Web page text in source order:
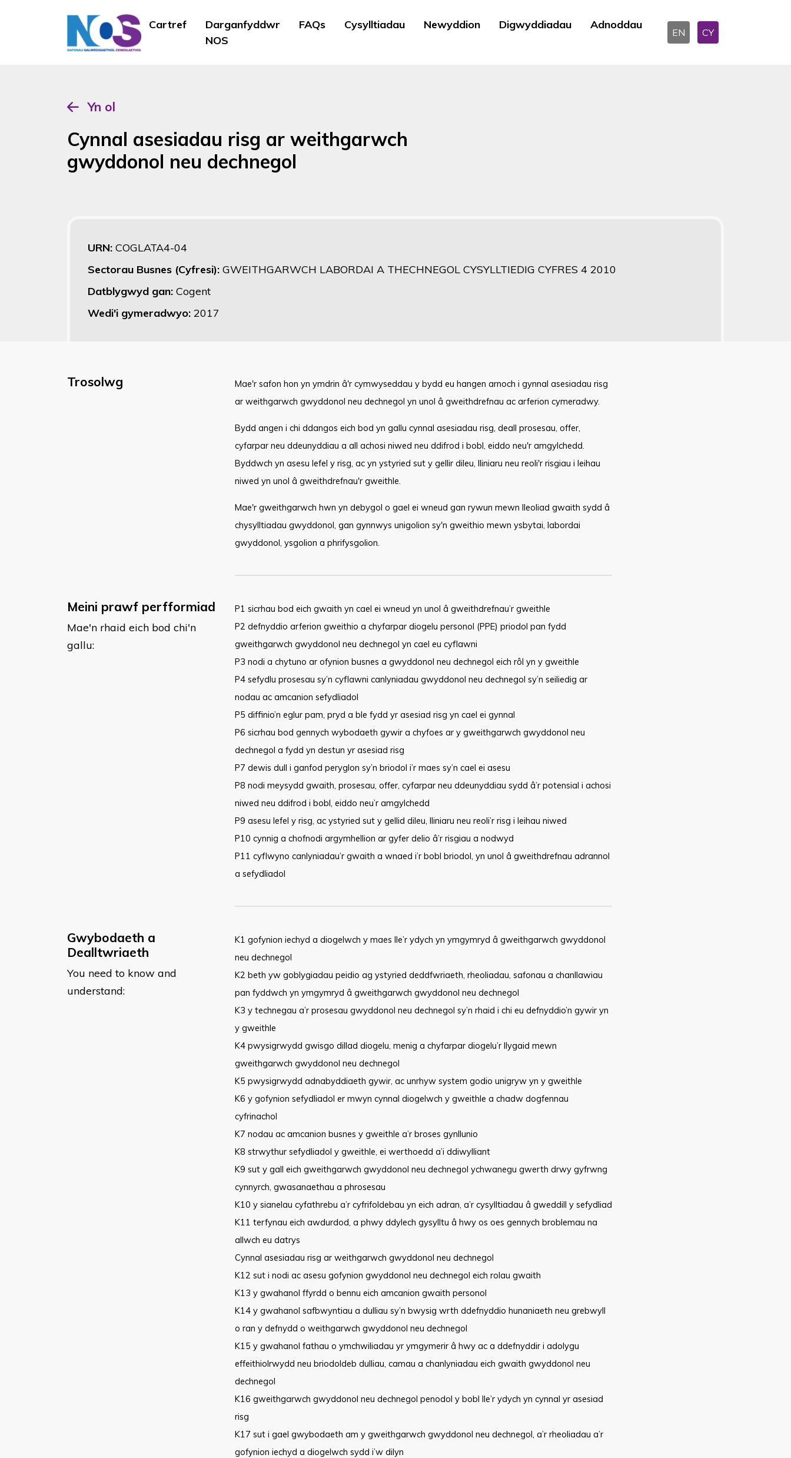
Cartref
Darganfyddwr
NOS
FAQs Cysylltiadau Newyddion Digwyddiadau Adnoddau
EN CY
Yn ol
Cynnal asesiadau risg ar weithgarwch
gwyddonol neu dechnegol
URN: COGLATA4-04
Sectorau Busnes (Cyfresi): GWEITHGARWCH LABORDAI A THECHNEGOL CYSYLLTIEDIG CYFRES 4 2010
Datblygwyd gan: Cogent
Wedi'i gymeradwyo: 2017
Trosolwg
Mae'r safon hon yn ymdrin â'r cymwyseddau y bydd eu hangen arnoch i gynnal asesiadau risg
ar weithgarwch gwyddonol neu dechnegol yn unol â gweithdrefnau ac arferion cymeradwy.
Bydd angen i chi ddangos eich bod yn gallu cynnal asesiadau risg, deall prosesau, offer,
cyfarpar neu ddeunyddiau a all achosi niwed neu ddifrod i bobl, eiddo neu'r amgylchedd.
Byddwch yn asesu lefel y risg, ac yn ystyried sut y gellir dileu, lliniaru neu reoli'r risgiau i leihau
niwed yn unol â gweithdrefnau'r gweithle.
Mae'r gweithgarwch hwn yn debygol o gael ei wneud gan rywun mewn lleoliad gwaith sydd â
chysylltiadau gwyddonol, gan gynnwys unigolion sy'n gweithio mewn ysbytai, labordai
gwyddonol, ysgolion a phrifysgolion.
Meini prawf perfformiad
Mae'n rhaid eich bod chi'n
gallu:
P1 sicrhau bod eich gwaith yn cael ei wneud yn unol â gweithdrefnau’r gweithle
P2 defnyddio arferion gweithio a chyfarpar diogelu personol (PPE) priodol pan fydd
gweithgarwch gwyddonol neu dechnegol yn cael eu cyflawni
P3 nodi a chytuno ar ofynion busnes a gwyddonol neu dechnegol eich rôl yn y gweithle
P4 sefydlu prosesau sy’n cyflawni canlyniadau gwyddonol neu dechnegol sy’n seiliedig ar
nodau ac amcanion sefydliadol
P5 diffinio’n eglur pam, pryd a ble fydd yr asesiad risg yn cael ei gynnal
P6 sicrhau bod gennych wybodaeth gywir a chyfoes ar y gweithgarwch gwyddonol neu
dechnegol a fydd yn destun yr asesiad risg
P7 dewis dull i ganfod peryglon sy’n briodol i’r maes sy’n cael ei asesu
P8 nodi meysydd gwaith, prosesau, offer, cyfarpar neu ddeunyddiau sydd â’r potensial i achosi
niwed neu ddifrod i bobl, eiddo neu’r amgylchedd
P9 asesu lefel y risg, ac ystyried sut y gellid dileu, lliniaru neu reoli’r risg i leihau niwed
P10 cynnig a chofnodi argymhellion ar gyfer delio â’r risgiau a nodwyd
P11 cyflwyno canlyniadau’r gwaith a wnaed i’r bobl briodol, yn unol â gweithdrefnau adrannol
a sefydliadol
Gwybodaeth a
Dealltwriaeth
You need to know and
understand:
K1 gofynion iechyd a diogelwch y maes lle’r ydych yn ymgymryd â gweithgarwch gwyddonol
neu dechnegol
K2 beth yw goblygiadau peidio ag ystyried deddfwriaeth, rheoliadau, safonau a chanllawiau
pan fyddwch yn ymgymryd â gweithgarwch gwyddonol neu dechnegol
K3 y technegau a’r prosesau gwyddonol neu dechnegol sy’n rhaid i chi eu defnyddio’n gywir yn
y gweithle
K4 pwysigrwydd gwisgo dillad diogelu, menig a chyfarpar diogelu’r llygaid mewn
gweithgarwch gwyddonol neu dechnegol
K5 pwysigrwydd adnabyddiaeth gywir, ac unrhyw system godio unigryw yn y gweithle
K6 y gofynion sefydliadol er mwyn cynnal diogelwch y gweithle a chadw dogfennau
cyfrinachol
K7 nodau ac amcanion busnes y gweithle a’r broses gynllunio
K8 strwythur sefydliadol y gweithle, ei werthoedd a’i ddiwylliant
K9 sut y gall eich gweithgarwch gwyddonol neu dechnegol ychwanegu gwerth drwy gyfrwng
cynnyrch, gwasanaethau a phrosesau
K10 y sianelau cyfathrebu a’r cyfrifoldebau yn eich adran, a’r cysylltiadau â gweddill y sefydliad
K11 terfynau eich awdurdod, a phwy ddylech gysylltu â hwy os oes gennych broblemau na
allwch eu datrys
Cynnal asesiadau risg ar weithgarwch gwyddonol neu dechnegol
K12 sut i nodi ac asesu gofynion gwyddonol neu dechnegol eich rolau gwaith
K13 y gwahanol ffyrdd o bennu eich amcanion gwaith personol
K14 y gwahanol safbwyntiau a dulliau sy’n bwysig wrth ddefnyddio hunaniaeth neu grebwyll
o ran y defnydd o weithgarwch gwyddonol neu dechnegol
K15 y gwahanol fathau o ymchwiliadau yr ymgymerir â hwy ac a ddefnyddir i adolygu
effeithiolrwydd neu briodoldeb dulliau, camau a chanlyniadau eich gwaith gwyddonol neu
dechnegol
K16 gweithgarwch gwyddonol neu dechnegol penodol y bobl lle’r ydych yn cynnal yr asesiad
risg
K17 sut i gael gwybodaeth am y gweithgarwch gwyddonol neu dechnegol, a’r rheoliadau a’r
gofynion iechyd a diogelwch sydd i’w dilyn